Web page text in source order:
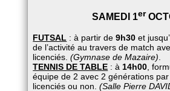
SAMEDI 1er
FUTSAL : à partir de9h30 et
de l’activité au travers de match
licenciés.(Gymnase de Mazaire)
TENNIS DE TABLE : à 14h00 ,
équipe de 2 avec 2 générations
licenciés ou non.(Salle Pierre